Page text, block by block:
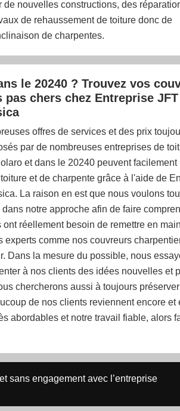
de nouvelles constructions, des
de rehaussement de toiture donc de
de charpentes.
le 20240 ? Trouvez vos
pas chers chez Entreprise JFT
offres de services et des prix
par de nombreuses entreprises de
et dans le 20240 peuvent facilement
et de charpente grâce à l'aide de
La raison en est que nous voulons
notre approche afin de faire
ont réellement besoin de remettre en
experts comme nos couvreurs
Dans la mesure du possible, nous
à nos clients des idées nouvelles et
chercherons aussi à toujours
de nos clients reviennent encore et
abordables et notre travail fiable, alors
sans engagement avec l’entreprise